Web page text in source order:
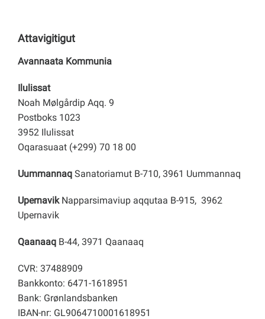
Attavigitigut
Avannaata Kommunia
Ilulissat
Noah Mølgårdip Aqq. 9
Postboks 1023
3952 Ilulissat
Oqarasuaat (+299) 70 18 00
Uummannaq Sanatoriamut B-710, 3961 Uummannaq
Upernavik Napparsimaviup aqqutaa B-915, 3962
Upernavik
Qaanaaq B-44, 3971 Qaanaaq
CVR: 37488909
Bankkonto: 6471-1618951
Bank: Grønlandsbanken
IBAN-nr: GL9064710001618951